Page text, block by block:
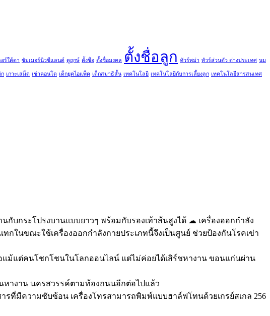
ร์ใต้ตา ซัมเมอร์นิวซีแลนด์ ดูฤกษ์ ตั้งชื่อ ตั้งชื่อมงคล ตั้งชื่อลูก ทัวร์พม่า ทัวร์ส่วนตัว ต่างประเทศ นม
ก เกาะเสม็ด เช่าคอนโด เด็กยุคไอแพ็ด เด็กสมาธิสั้น เทคโนโลยี เทคโนโลยีกับการเลี้ยงลูก เทคโนโลยีสารสนเทศ
นกับกระโปรงบานแบบยาวๆ พร้อมกับรองเท้าส้นสูงได้ ☁ เครื่องออกกำลัง
กในขณะใช้เครื่องออกกำลังกายประเภทนี้จึงเป็นศูนย์ ช่วยป้องกันโรคเข่า
ม้แต่คนโชกโชนในโลกออนไลน์ แต่ไม่ค่อยได้เสิร์ชหางาน ขอนแก่นผ่าน
หางาน นครสวรรค์ตามท้องถนนอีกต่อไปแล้ว
ที่มีความซับซ้อน เครื่องโทรสามารถพิมพ์แบบฮาล์ฟโทนด้วยเกรย์สเกล 256